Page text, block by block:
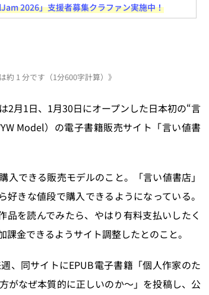
育にAI活用方針など 日刊出版ニュースまとめ 2026.08.01
検索生成（RAG）で回答を返すチャットボットを設置など
拒否するようになど 日刊出版ニュースまとめ 2026.07.30
日
数が100万部割れなど 日刊出版ニュースまとめ 2026.08.07
2026」支援者募集クラファン実施中！
約 1 分です（1分600字計算）》
2月1日、1月30日にオープンした日本初の“言
Model）の電子書籍販売サイト「言い値書
できる販売モデルのこと。「言い値書店」
きな値段で購入できるようになっている。
を読んでみたら、やはり有料支払いしたく
金できるようサイト調整したとのこと。
同サイトにEPUB電子書籍「個人作家のた
がなぜ本質的に正しいのか〜」を投稿し、公